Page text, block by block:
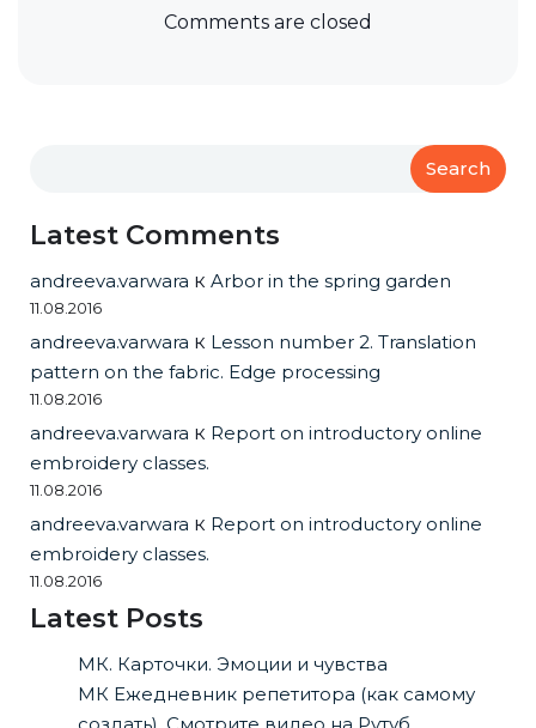
Comments are closed
Search
Latest Comments
andreeva.varwara к Arbor in the spring garden
11.08.2016
andreeva.varwara к Lesson number 2. Translation
pattern on the fabric. Edge processing
11.08.2016
andreeva.varwara к Report on introductory online
embroidery classes.
11.08.2016
andreeva.varwara к Report on introductory online
embroidery classes.
11.08.2016
Latest Posts
МК. Карточки. Эмоции и чувства
МК Ежедневник репетитора (как самому